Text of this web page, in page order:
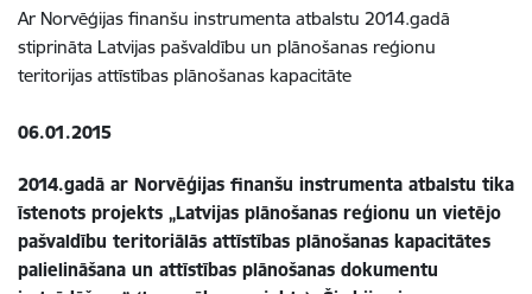
Ar Norvēģijas finanšu instrumenta atbalstu 2014.gadā
stiprināta Latvijas pašvaldību un plānošanas reģionu
teritorijas attīstības plānošanas kapacitāte
06.01.2015
2014.gadā ar Norvēģijas finanšu instrumenta atbalstu tika
īstenots projekts „Latvijas plānošanas reģionu un vietējo
pašvaldību teritoriālās attīstības plānošanas kapacitātes
palielināšana un attīstības plānošanas dokumentu